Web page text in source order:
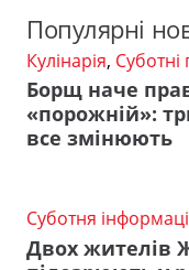
Популярні
Кулінарія,
Борщ наче
«порожній»:
все змінюють
Суботня
Двох